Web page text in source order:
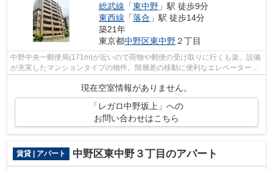
総武線 「東中野 」駅 徒歩9分
東西線 「落合 」駅 徒歩14分
築21年
東京都中野区東中野２丁目
中野中央一郵便局(171m)が近いので荷物や郵便の受け取りに行くも楽。設備
が充実したマンションタイプの物件。階層差の移動に便利なエレベーターが
現在空室情報がありません。
「レガロ中野坂上」への
お問い合わせはこちら
賃貸 | アパート 中野区東中野３丁目のアパート